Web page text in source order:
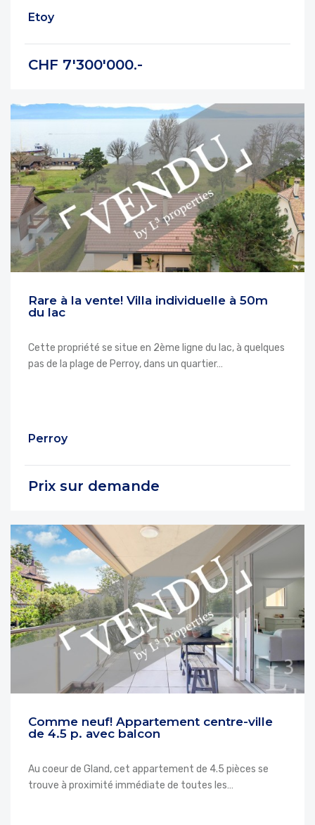
Etoy
CHF 7'300'000.-
Rare à la vente! Villa individuelle à 50m
du lac
Cette propriété se situe en 2ème ligne du lac, à quelques
pas de la plage de Perroy, dans un quartier…
Perroy
Prix sur demande
Comme neuf! Appartement centre-ville
de 4.5 p. avec balcon
Au coeur de Gland, cet appartement de 4.5 pièces se
trouve à proximité immédiate de toutes les…